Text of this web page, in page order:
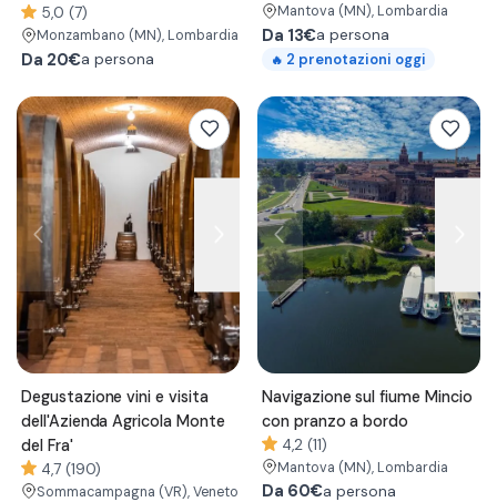
5,0 (7)
Monzambano (MN), Lombardia
Da 20€a persona
Mantova (MN), Lombardia
Da 13€a persona
🔥 2 prenotazioni oggi
Degustazione vini e visita
dell'Azienda Agricola Monte
del Fra'
4,7 (190)
Sommacampagna (VR), Veneto
Navigazione sul fiume Mincio
con pranzo a bordo
4,2 (11)
Mantova (MN), Lombardia
Da 60€a persona